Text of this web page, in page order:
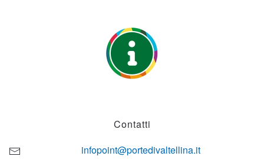
Contatti
infopoint@portedivaltellina.it